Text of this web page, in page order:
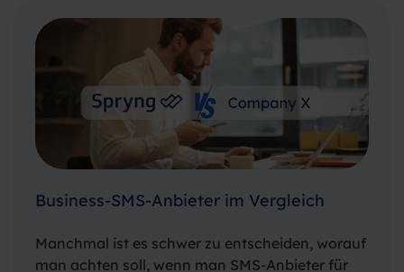
Business-SMS-Anbieter im Vergleich
Manchmal ist es schwer zu entscheiden, worauf
man achten soll, wenn man SMS-Anbieter für